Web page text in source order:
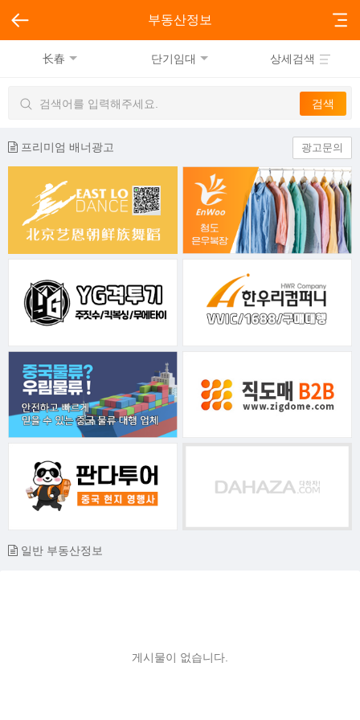
부동산정보
长春 단기임대 상세검색
프리미엄 배너광고 광고문의
일반 부동산정보
게시물이 없습니다.